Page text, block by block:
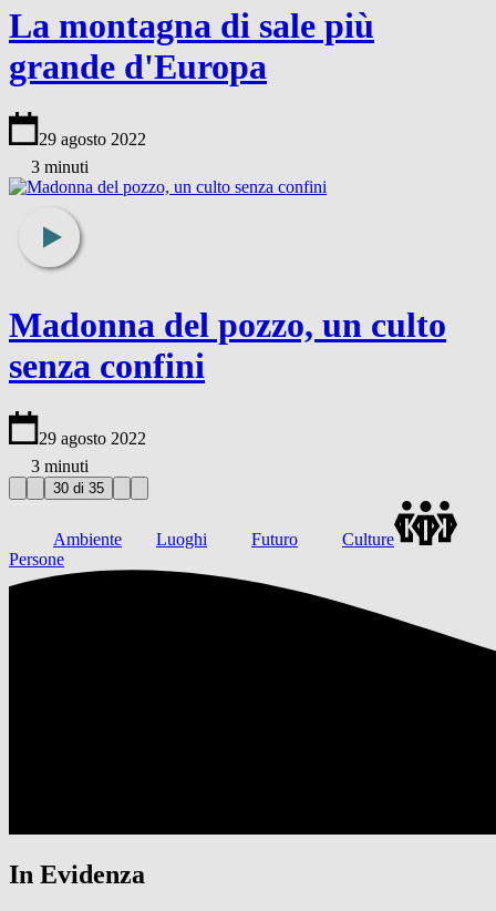
La montagna di sale più
grande d'Europa
29 agosto 2022
3 minuti
Madonna del pozzo, un culto
senza confini
29 agosto 2022
3 minuti
30 di 35
Ambiente Luoghi Futuro
Culture
Persone
In Evidenza